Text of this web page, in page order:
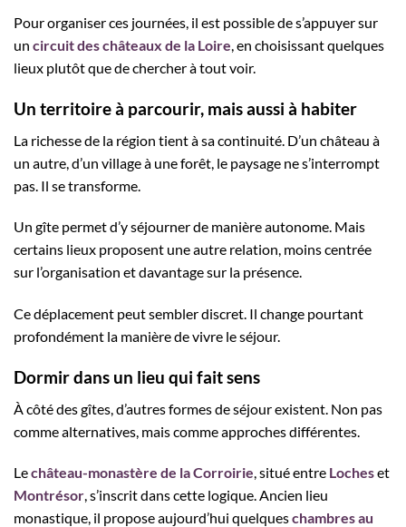
Pour organiser ces journées, il est possible de s’appuyer sur
un circuit des châteaux de la Loire, en choisissant quelques
lieux plutôt que de chercher à tout voir.
Un territoire à parcourir, mais aussi à habiter
La richesse de la région tient à sa continuité. D’un château à
un autre, d’un village à une forêt, le paysage ne s’interrompt
pas. Il se transforme.
Un gîte permet d’y séjourner de manière autonome. Mais
certains lieux proposent une autre relation, moins centrée
sur l’organisation et davantage sur la présence.
Ce déplacement peut sembler discret. Il change pourtant
profondément la manière de vivre le séjour.
Dormir dans un lieu qui fait sens
À côté des gîtes, d’autres formes de séjour existent. Non pas
comme alternatives, mais comme approches différentes.
Lechâteau-monastère de la Corroirie, situé entre Locheset
Montrésor, s’inscrit dans cette logique. Ancien lieu
monastique, il propose aujourd’hui quelqueschambres au